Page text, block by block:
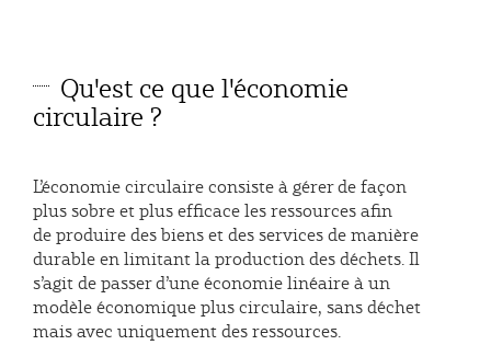
Qu'est ce que l'économie
circulaire ?
L’économie circulaire consiste à gérer de façon
plus sobre et plus efficace les ressources afin
de produire des biens et des services de manière
durable en limitant la production des déchets. Il
s’agit de passer d’une économie linéaire à un
modèle économique plus circulaire, sans déchet
mais avec uniquement des ressources.